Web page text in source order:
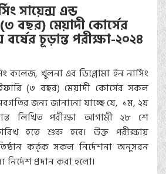
সায়েন্স এন্ড
বছর) মেয়াদী কোর্সের
চূড়ান্ত পরীক্ষা-২০২৪
কলেজ, খুলনা এর ডিপ্লোমা ইন নার্সিং
(৩ বছর) মেয়াদী কোর্সের সকল
অবগতির জন্য জানানো যাচ্ছে যে, ১ম, ২য়
লিখিত পরীক্ষা আগামী ২৮ শে
হতে শুরু হবে। উক্ত পরীক্ষায়
কর্তৃক সকল নির্দেশনা অনুসরন
প্রদান করা হলো।